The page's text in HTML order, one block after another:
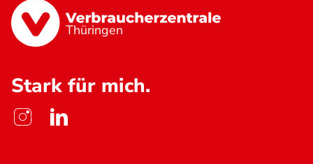
Thüringen
Stark für mich.